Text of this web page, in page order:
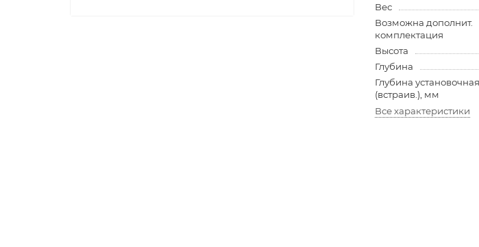
Вес
Возможна дополнит.
комплектация
Высота
Глубина
Глубина установочная
(встраив.), мм
Все характеристики